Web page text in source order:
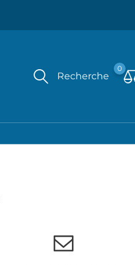
Recherche
0